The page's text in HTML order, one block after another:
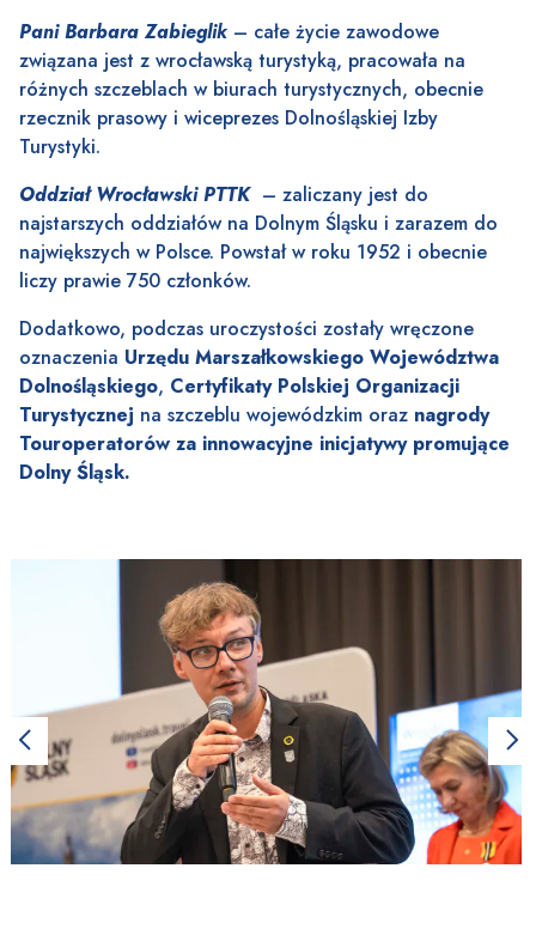
Pani Barbara Zabieglik – całe życie zawodowe
związana jest z wrocławską turystyką, pracowała na
różnych szczeblach w biurach turystycznych, obecnie
rzecznik prasowy i wiceprezes Dolnośląskiej Izby
Turystyki.
Oddział Wrocławski PTTK– zaliczany jest do
najstarszych oddziałów na Dolnym Śląsku i zarazem do
największych w Polsce. Powstał w roku 1952 i obecnie
liczy prawie 750 członków.
Dodatkowo, podczas uroczystości zostały wręczone
oznaczenia Urzędu Marszałkowskiego Województwa
Dolnośląskiego, Certyfikaty Polskiej Organizacji
Turystycznej na szczeblu wojewódzkim oraz nagrody
Touroperatorów za innowacyjne inicjatywy promujące
Dolny Śląsk.